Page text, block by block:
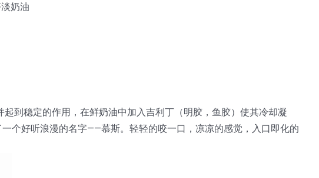
奶油
到稳定的作用，在鲜奶油中加入吉利丁（明胶，鱼胶）使其冷却凝
个好听浪漫的名字——慕斯。轻轻的咬一口，凉凉的感觉，入口即化的